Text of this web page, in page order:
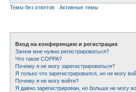
Темы без ответов
Активные темы
Вход на конференцию и регистрация
Зачем мне нужно регистрироваться?
Что такое COPPA?
Почему я не могу зарегистрироваться?
Я только что зарегистрировался, но не могу
Почему я не могу войти?
Я давно зарегистрирован, но больше не могу